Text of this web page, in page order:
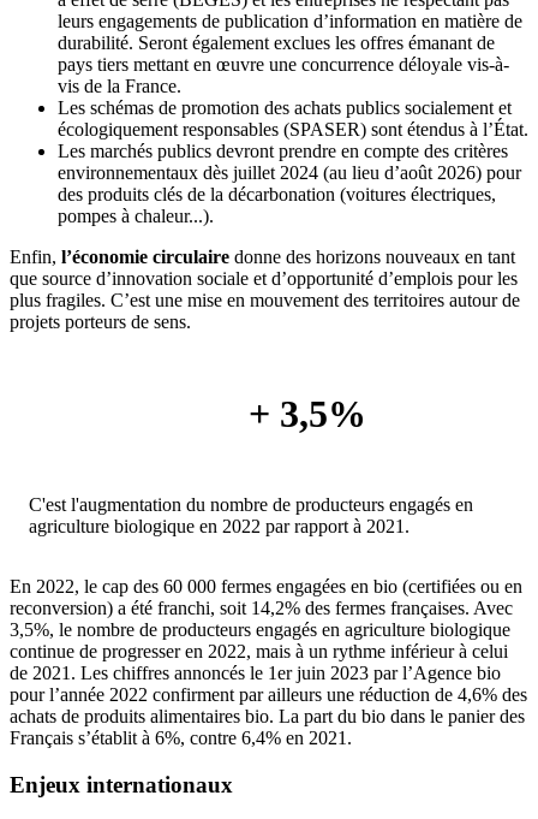
leurs engagements de publication d’information en matière de
durabilité. Seront également exclues les offres émanant de
pays tiers mettant en œuvre une concurrence déloyale vis-à-
vis de la France.
Les schémas de promotion des achats publics socialement et
écologiquement responsables (SPASER) sont étendus à l’État.
Les marchés publics devront prendre en compte des critères
environnementaux dès juillet 2024 (au lieu d’août 2026) pour
des produits clés de la décarbonation (voitures électriques,
pompes à chaleur...).
Enfin, l’économie circulaire donne des horizons nouveaux en tant
que source d’innovation sociale et d’opportunité d’emplois pour les
plus fragiles. C’est une mise en mouvement des territoires autour de
projets porteurs de sens.
+ 3,5%
C'est l'augmentation du nombre de producteurs engagés en
agriculture biologique en 2022 par rapport à 2021.
En 2022, le cap des 60 000 fermes engagées en bio (certifiées ou en
reconversion) a été franchi, soit 14,2% des fermes françaises. Avec
3,5%, le nombre de producteurs engagés en agriculture biologique
continue de progresser en 2022, mais à un rythme inférieur à celui
de 2021. Les chiffres annoncés le 1er juin 2023 par l’Agence bio
pour l’année 2022 confirment par ailleurs une réduction de 4,6% des
achats de produits alimentaires bio. La part du bio dans le panier des
Français s’établit à 6%, contre 6,4% en 2021.
Enjeux internationaux